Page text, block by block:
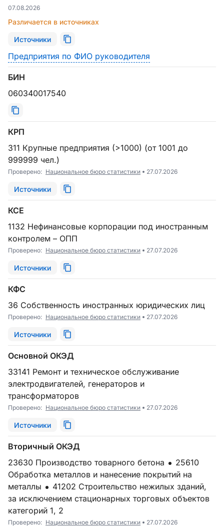
07.08.2026
Различается в источниках
Источники
Предприятия по ФИО руководителя
БИН
060340017540
КРП
311 Крупные предприятия (>1000) (от 1001 до
999999 чел.)
Проверено: Национальное бюро статистики 27.07.2026
Источники
КСЕ
1132 Нефинансовые корпорации под иностранным
контролем – ОПП
Проверено: Национальное бюро статистики 27.07.2026
Источники
КФС
36 Собственность иностранных юридических лиц
Проверено: Национальное бюро статистики 27.07.2026
Источники
Основной ОКЭД
33141 Ремонт и техническое обслуживание
электродвигателей, генераторов и
трансформаторов
Проверено: Национальное бюро статистики 27.07.2026
Источники
Вторичный ОКЭД
23630 Производство товарного бетона
25610
Обработка металлов и нанесение покрытий на
металлы
41202 Строительство нежилых зданий,
за исключением стационарных торговых объектов
категорий 1, 2
Проверено: Национальное бюро статистики 27.07.2026